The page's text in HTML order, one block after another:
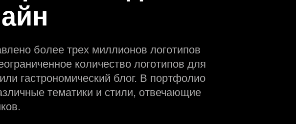
более трех миллионов логотипов
количество логотипов для
гастрономический блог. В портфолио
тематики и стили, отвечающие